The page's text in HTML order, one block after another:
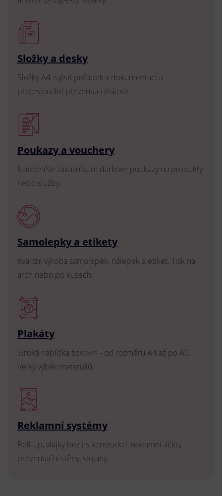
Složky a desky
Složky A4 zajistí pořádek v dokumentaci a
profesionální prezentaci tiskovin.
Poukazy a vouchery
Nabídněte zákazníkům dárkové poukazy na produkty
nebo služby.
Samolepky a etikety
Kvalitní výroba samolepek, nálepek a etiket. Tisk na
arch nebo po kusech.
Plakáty
Široká nabídka tiskovin - od rozměru A4 až po A0.
Velký výběr materiálů.
Reklamní systémy
Roll-up, vlajky bez i s konsturkcí, reklamní áčko,
prezentační stěny, stojany.